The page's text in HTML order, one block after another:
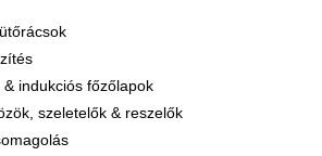
indukciós főzőlapok
szeletelők & reszelők